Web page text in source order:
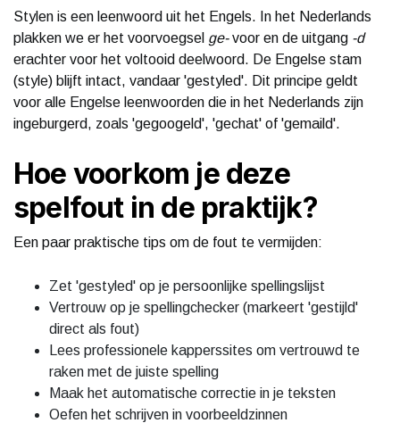
Stylen is een leenwoord uit het Engels. In het Nederlands
plakken we er het voorvoegsel ge-voor en de uitgang -d
erachter voor het voltooid deelwoord. De Engelse stam
(style) blijft intact, vandaar 'gestyled'. Dit principe geldt
voor alle Engelse leenwoorden die in het Nederlands zijn
ingeburgerd, zoals 'gegoogeld', 'gechat' of 'gemaild'.
Hoe voorkom je deze
spelfout in de praktijk?
Een paar praktische tips om de fout te vermijden:
Zet 'gestyled' op je persoonlijke spellingslijst
Vertrouw op je spellingchecker (markeert 'gestijld'
direct als fout)
Lees professionele kapperssites om vertrouwd te
raken met de juiste spelling
Maak het automatische correctie in je teksten
Oefen het schrijven in voorbeeldzinnen